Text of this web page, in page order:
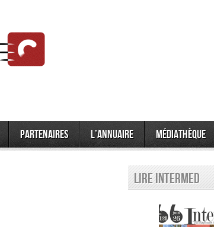
Partenaires L’annuaire Médiathèque
Lire Intermed